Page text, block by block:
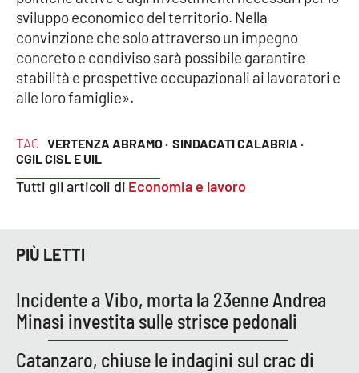
Cosenza
Lamezia Terme
PROGETTI
SPECIALI
Buona Sanità Calabria
LA
CALABRIAVISIONE
Eventi
Food
TAG VERTENZA ABRAMO · SINDACATI CALABRIA ·
CGIL CISL E UIL
Tutti gli articoli di Economia e lavoro
sviluppo economico del territorio. Nella
convinzione che solo attraverso un impegno
concreto e condiviso sarà possibile garantire
stabilità e prospettive occupazionali ai lavoratori e
alle loro famiglie».
PIÙ LETTI
Incidente a Vibo, morta la 23enne Andrea
Minasi investita sulle strisce pedonali
Catanzaro, chiuse le indagini sul crac di